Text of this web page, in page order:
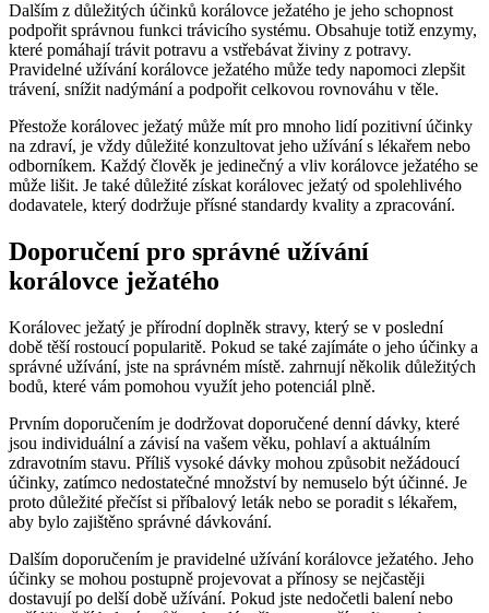
Dalším z důležitých účinků korálovce ježatého je jeho schopnost
podpořit správnou funkci trávicího systému. Obsahuje totiž enzymy,
které pomáhají trávit potravu a vstřebávat živiny z potravy.
Pravidelné užívání korálovce ježatého může tedy napomoci zlepšit
trávení, snížit nadýmání a podpořit celkovou rovnováhu v těle.
Přestože korálovec ježatý může mít pro mnoho lidí pozitivní účinky
na zdraví, je vždy důležité konzultovat jeho užívání s lékařem nebo
odborníkem. Každý člověk je jedinečný a vliv korálovce ježatého se
může lišit. Je také důležité získat korálovec ježatý od spolehlivého
dodavatele, který dodržuje přísné standardy kvality a zpracování.
Doporučení pro správné užívání
korálovce ježatého
Korálovec ježatý je přírodní doplněk stravy, který se v poslední
době těší rostoucí popularitě. Pokud se také zajímáte o jeho účinky a
správné užívání, jste na správném místě. zahrnují několik důležitých
bodů, které vám pomohou využít jeho potenciál plně.
Prvním doporučením je dodržovat doporučené denní dávky, které
jsou individuální a závisí na vašem věku, pohlaví a aktuálním
zdravotním stavu. Příliš vysoké dávky mohou způsobit nežádoucí
účinky, zatímco nedostatečné množství by nemuselo být účinné. Je
proto důležité přečíst si příbalový leták nebo se poradit s lékařem,
aby bylo zajištěno správné dávkování.
Dalším doporučením je pravidelné užívání korálovce ježatého. Jeho
účinky se mohou postupně projevovat a přínosy se nejčastěji
dostavují po delší době užívání. Pokud jste nedočetli balení nebo